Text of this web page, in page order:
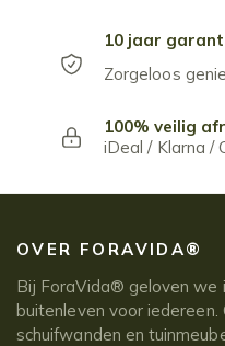
10 jaar
Zorgeloos
100% veilig
iDeal / Klarna /
OVER FORAVIDA®
Bij ForaVida® geloven we
buitenleven voor iedereen.
schuifwanden en